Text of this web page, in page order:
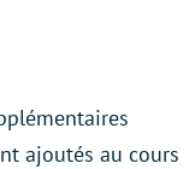
ajoutés au cours